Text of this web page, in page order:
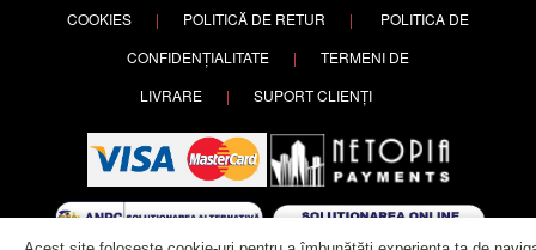
COOKIES
| POLITICĂ DE RETUR |
POLITICA DE
CONFIDENȚIALITATE
|
TERMENI DE
LIVRARE
| SUPORT CLIENȚI